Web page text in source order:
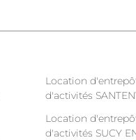
Location
d'activités
Location
d'activités SUCY